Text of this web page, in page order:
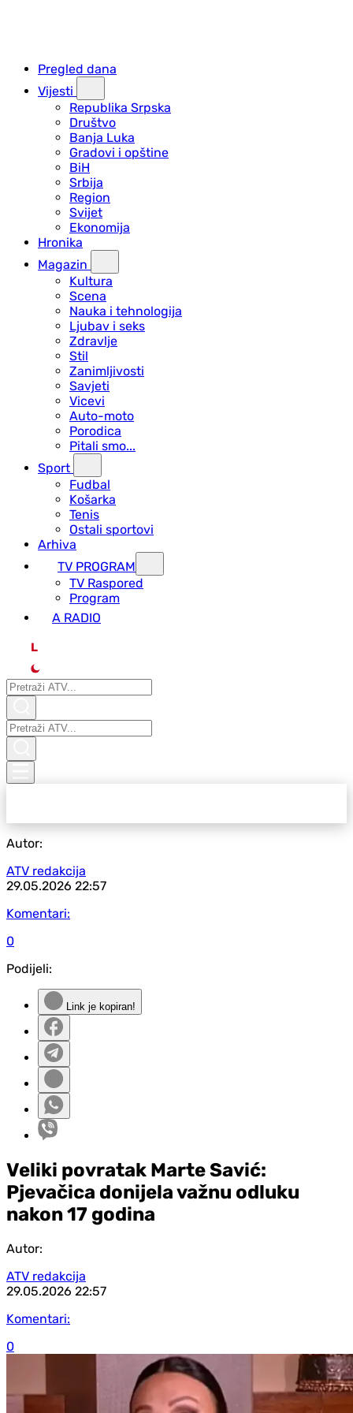
Pregled dana
Vijesti
Republika Srpska
Društvo
Banja Luka
Gradovi i opštine
BiH
Srbija
Region
Svijet
Ekonomija
Hronika
Magazin
Kultura
Scena
Nauka i tehnologija
Ljubav i seks
Zdravlje
Stil
Zanimljivosti
Savjeti
Vicevi
Auto-moto
Porodica
Pitali smo...
Sport
Fudbal
Košarka
Tenis
Ostali sportovi
Arhiva
TV PROGRAM
ТV Raspored
Program
A RADIO
L
Autor:
ATV redakcija
29.05.2026 22:57
Komentari:
0
Podijeli:
Link je kopiran!
Veliki povratak Marte Savić:
Pjevačica donijela važnu odluku
nakon 17 godina
Autor:
ATV redakcija
29.05.2026 22:57
Komentari:
0